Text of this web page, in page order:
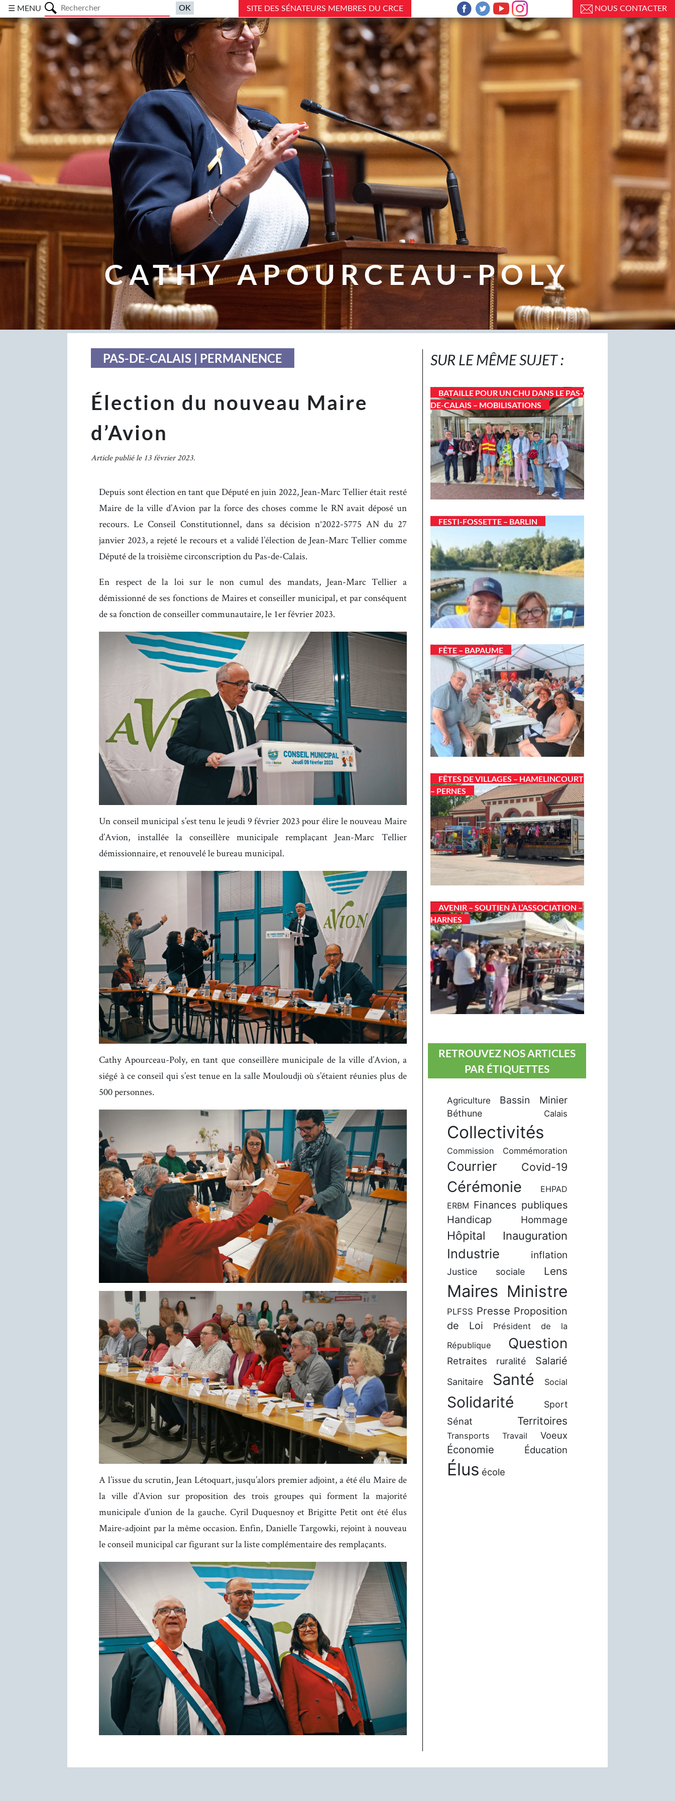
☰ MENU SITE DES SÉNATEURS MEMBRES DU CRCE NOUS CONTACTER
CATHY APOURCEAU-POLY
PAS-DE-CALAIS | PERMANENCE
Élection du nouveau Maire
d’Avion
Article publié le 13 février 2023.
Depuis sont élection en tant que Député en juin 2022, Jean-Marc Tellier était resté
Maire de la ville d’Avion par la force des choses comme le RN avait déposé un
recours. Le Conseil Constitutionnel, dans sa décision n°2022-5775 AN du 27
janvier 2023, a rejeté le recours et a validé l’élection de Jean-Marc Tellier comme
Député de la troisième circonscription du Pas-de-Calais.
En respect de la loi sur le non cumul des mandats, Jean-Marc Tellier a
démissionné de ses fonctions de Maires et conseiller municipal, et par conséquent
de sa fonction de conseiller communautaire, le 1er février 2023.
Un conseil municipal s’est tenu le jeudi 9 février 2023 pour élire le nouveau Maire
d’Avion, installée la conseillère municipale remplaçant Jean-Marc Tellier
démissionnaire, et renouvelé le bureau municipal.
Cathy Apourceau-Poly, en tant que conseillère municipale de la ville d’Avion, a
siégé à ce conseil qui s’est tenue en la salle Mouloudji où s’étaient réunies plus de
500 personnes.
A l’issue du scrutin, Jean Létoquart, jusqu’alors premier adjoint, a été élu Maire de
la ville d’Avion sur proposition des trois groupes qui forment la majorité
municipale d’union de la gauche. Cyril Duquesnoy et Brigitte Petit ont été élus
Maire-adjoint par la même occasion. Enfin, Danielle Targowki, rejoint à nouveau
le conseil municipal car figurant sur la liste complémentaire des remplaçants.
SUR LE MÊME SUJET :
BATAILLE POUR UN CHU DANS LE PAS-
DE-CALAIS – MOBILISATIONS
FESTI-FOSSETTE – BARLIN
FÊTE – BAPAUME
FÊTES DE VILLAGES – HAMELINCOURT
– PERNES
AVENIR – SOUTIEN À L’ASSOCIATION –
HARNES
RETROUVEZ NOS ARTICLES
PAR ÉTIQUETTES
Agriculture Bassin Minier
Béthune Calais
Collectivités
Commission Commémoration
Courrier Covid-19
Cérémonie
EHPAD
ERBM Finances publiques
Handicap
Hommage
Hôpital Inauguration
Industrie inflation
Justice sociale Lens
Maires Ministre
PLFSS Presse Proposition
de Loi
Président de la
République
Question
Retraites ruralité Salarié
Sanitaire Santé Social
Solidarité Sport
Sénat Territoires
Transports Travail Voeux
Économie Éducation
Élus école